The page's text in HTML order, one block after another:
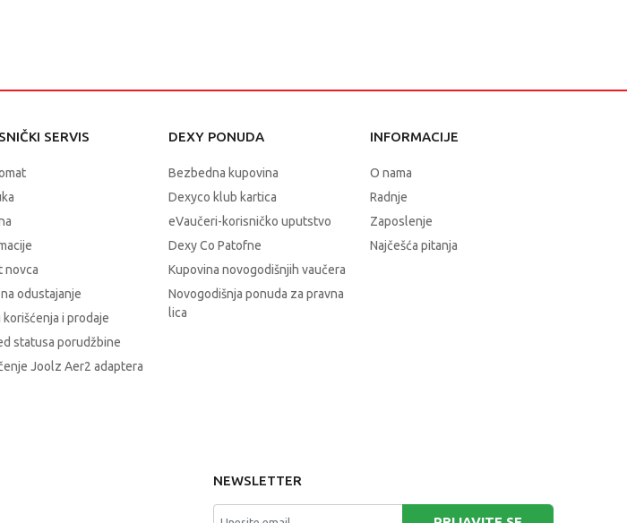
SERVIS
novca
odustajanje
korišćenja i prodaje
statusa porudžbine
Joolz Aer2 adaptera
DEXY PONUDA
Bezbedna kupovina
Dexyco klub kartica
eVaučeri-korisničko uputstvo
Dexy Co Patofne
Kupovina novogodišnjih vaučera
Novogodišnja ponuda za pravna
lica
INFORMACIJE
O nama
Radnje
Zaposlenje
Najčešća pitanja
NEWSLETTER